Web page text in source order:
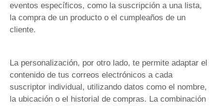
eventos específicos, como la suscripción a una lista,
la compra de un producto o el cumpleaños de un
cliente.
La personalización, por otro lado, te permite adaptar el
contenido de tus correos electrónicos a cada
suscriptor individual, utilizando datos como el nombre,
la ubicación o el historial de compras. La combinación